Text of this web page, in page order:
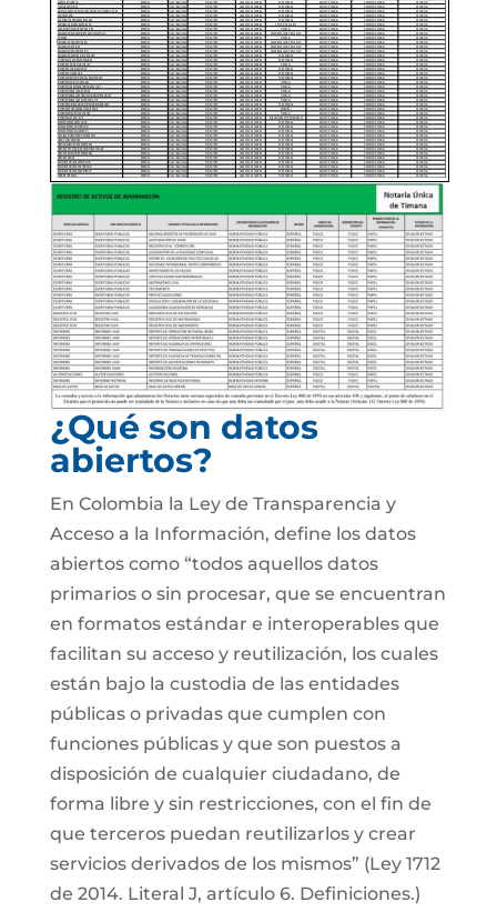
¿Qué son datos
abiertos?
En Colombia la Ley de Transparencia y
Acceso a la Información, define los datos
abiertos como “todos aquellos datos
primarios o sin procesar, que se encuentran
en formatos estándar e interoperables que
facilitan su acceso y reutilización, los cuales
están bajo la custodia de las entidades
públicas o privadas que cumplen con
funciones públicas y que son puestos a
disposición de cualquier ciudadano, de
forma libre y sin restricciones, con el fin de
que terceros puedan reutilizarlos y crear
servicios derivados de los mismos” (Ley 1712
de 2014. Literal J, artículo 6. Definiciones.)